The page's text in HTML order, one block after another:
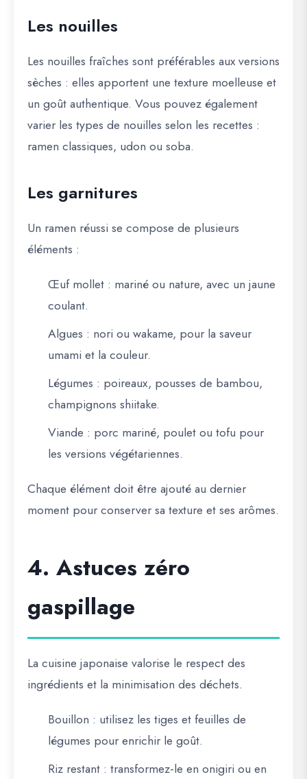
Les nouilles
Les nouilles fraîches sont préférables aux versions
sèches : elles apportent une texture moelleuse et
un goût authentique. Vous pouvez également
varier les types de nouilles selon les recettes :
ramen classiques, udon ou soba.
Les garnitures
Un ramen réussi se compose de plusieurs
éléments :
Œuf mollet : mariné ou nature, avec un jaune
coulant.
Algues : nori ou wakame, pour la saveur
umami et la couleur.
Légumes : poireaux, pousses de bambou,
champignons shiitake.
Viande : porc mariné, poulet ou tofu pour
les versions végétariennes.
Chaque élément doit être ajouté au dernier
moment pour conserver sa texture et ses arômes.
4. Astuces zéro
gaspillage
La cuisine japonaise valorise le respect des
ingrédients et la minimisation des déchets.
Bouillon : utilisez les tiges et feuilles de
légumes pour enrichir le goût.
Riz restant : transformez-le en onigiri ou en